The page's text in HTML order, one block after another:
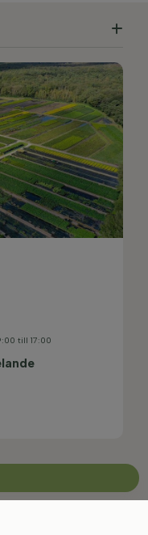
till 17:00